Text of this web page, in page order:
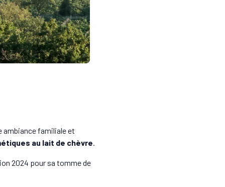
ambiance familiale et
au lait de chèvre.
2024 pour sa tomme de